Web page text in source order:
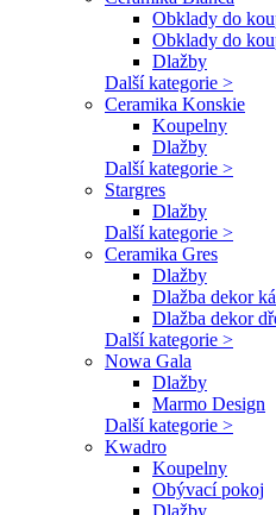
Obklady do
Obklady do
Dlažby
Další kategorie >
Ceramika Konskie
Koupelny
Dlažby
Další kategorie >
Stargres
Dlažby
Další kategorie >
Ceramika Gres
Dlažby
Dlažba dekor
Dlažba dekor
Další kategorie >
Nowa Gala
Dlažby
Marmo Design
Další kategorie >
Kwadro
Koupelny
Obývací pokoj